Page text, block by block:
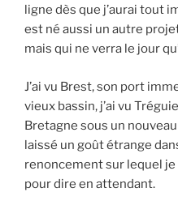
ligne dès que j’aurai tout
est né aussi un autre
mais qui ne verra le jour
J’ai vu Brest, son port
vieux bassin, j’ai vu
Bretagne sous un
laissé un goût étrange
renoncement sur lequel
pour dire en attendant.